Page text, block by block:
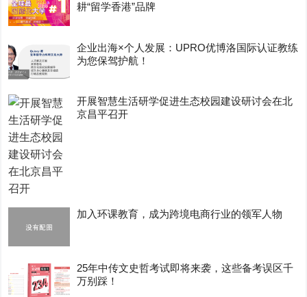
耕“留学香港”品牌
企业出海×个人发展：UPRO优博洛国际认证教练
为您保驾护航！
开展智慧生活研学促进生态校园建设研讨会在北
京昌平召开
加入环课教育，成为跨境电商行业的领军人物
25年中传文史哲考试即将来袭，这些备考误区千
万别踩！